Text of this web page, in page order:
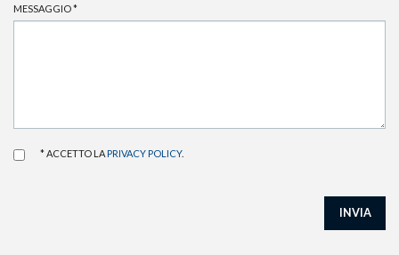
MESSAGGIO*
* ACCETTO LA PRIVACY POLICY.
INVIA